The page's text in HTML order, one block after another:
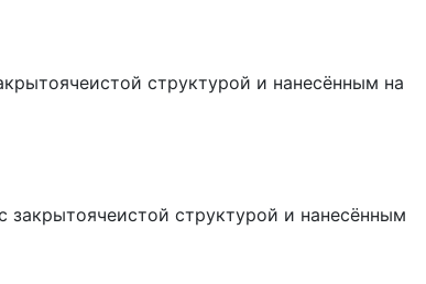
структурой и нанесённым на
структурой и нанесённым